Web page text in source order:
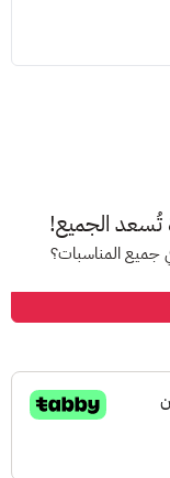
المناسبات؟
العالمية، وهي
السعودية من خلال
من الأغذية إلى